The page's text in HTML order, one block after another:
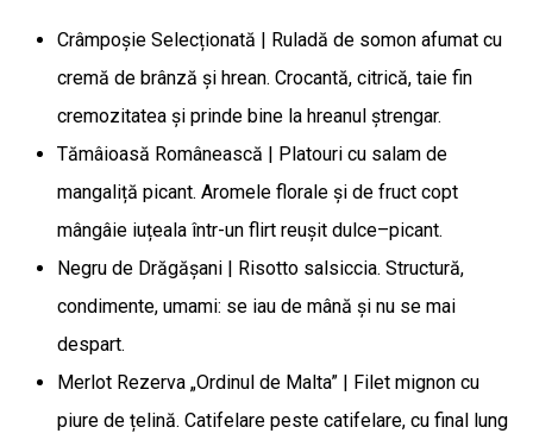
Crâmpoșie Selecționată | Ruladă de somon afumat cu
cremă de brânză și hrean. Crocantă, citrică, taie fin
cremozitatea și prinde bine la hreanul ștrengar.
Tămâioasă Românească | Platouri cu salam de
mangaliță picant. Aromele florale și de fruct copt
mângâie iuțeala într-un flirt reușit dulce–picant.
Negru de Drăgășani | Risotto salsiccia. Structură,
condimente, umami: se iau de mână și nu se mai
despart.
Merlot Rezerva „Ordinul de Malta” | Filet mignon cu
piure de țelină. Catifelare peste catifelare, cu final lung